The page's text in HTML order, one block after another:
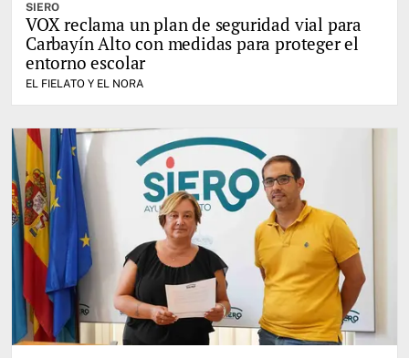
SIERO
VOX reclama un plan de seguridad vial para
Carbayín Alto con medidas para proteger el
entorno escolar
EL FIELATO Y EL NORA